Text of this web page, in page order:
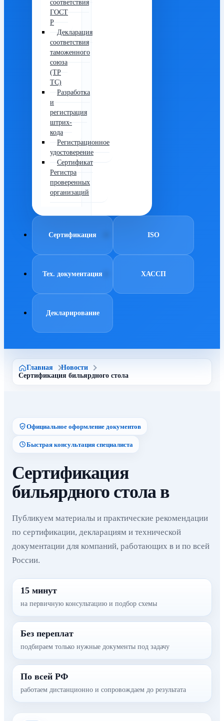
соответствия
ГОСТ
Р
Декларация
соответствия
таможенного
союза
(ТР
ТС)
Разработка
и
регистрация
штрих-
кода
Регистрационное
удостоверение
Сертификат
Регистра
проверенных
организаций
Сертификация ISO
Тех. документация ХАССП
Декларирование
Главная
Новости
Сертификация бильярдного стола
Официальное оформление документов
Быстрая консультация специалиста
Сертификация
бильярдного стола в
Публикуем материалы и практические рекомендации
по сертификации, декларациям и технической
документации для компаний, работающих в и по всей
России.
15 минут
на первичную консультацию и подбор схемы
Без переплат
подбираем только нужные документы под задачу
По всей РФ
работаем дистанционно и сопровождаем до результата